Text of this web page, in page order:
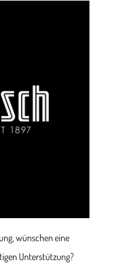
wünschen eine
Unterstützung?